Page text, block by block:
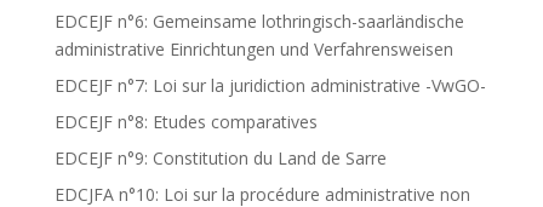
EDCEJF n°6: Gemeinsame lothringisch-saarländische
administrative Einrichtungen und Verfahrensweisen
EDCEJF n°7: Loi sur la juridiction administrative -VwGO-
EDCEJF n°8: Etudes comparatives
EDCEJF n°9: Constitution du Land de Sarre
EDCJFA n°10: Loi sur la procédure administrative non